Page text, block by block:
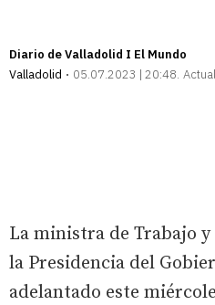
Diario de Valladolid I El Mundo
Valladolid
05.07.2023 | 20:48
La ministra de Trabajo
la Presidencia del
adelantado este